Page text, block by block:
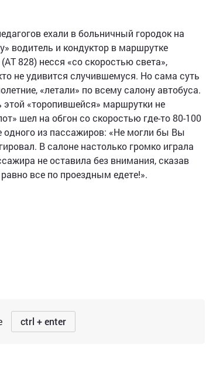
ехали в больничный городок на
водитель и кондуктор в маршрутке
828) несся «со скоростью света»,
не удивится случившемуся. Но сама суть
«летали» по всему салону автобуса.
«торопившейся» маршрутки не
шел на обгон со скоростью где-то 80-100
одного из пассажиров: «Не могли бы Вы
В салоне настолько громко играла
не оставила без внимания, сказав
все по проездным едете!».
ctrl + enter